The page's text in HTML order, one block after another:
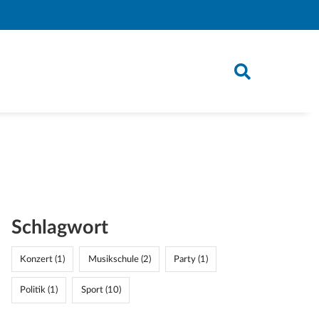
Schlagwort
Konzert (1) Musikschule (2) Party (1)
Politik (1) Sport (10)